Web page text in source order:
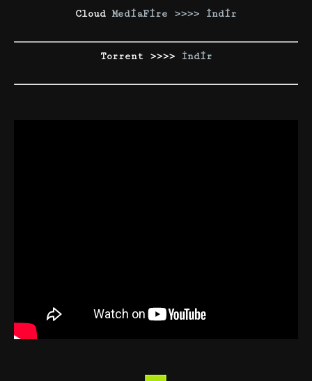
Cloud MediaFire >>>> İndir
Torrent >>>> İndir